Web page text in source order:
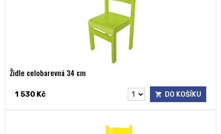
Židle celobarevná 34 cm
1 530 Kč DO KOŠÍKU